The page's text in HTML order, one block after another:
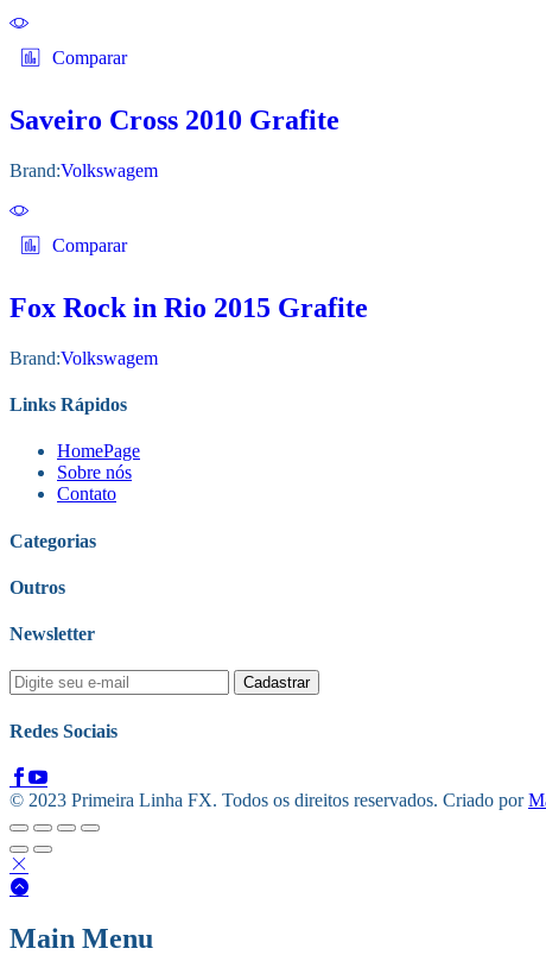
Comparar
Saveiro Cross 2010 Grafite
Brand:Volkswagem
Comparar
Fox Rock in Rio 2015 Grafite
Brand:Volkswagem
Links Rápidos
HomePage
Sobre nós
Contato
Categorias
Outros
Newsletter
Redes Sociais
© 2023 Primeira Linha FX. Todos os direitos reservados. Criado por
Main Menu